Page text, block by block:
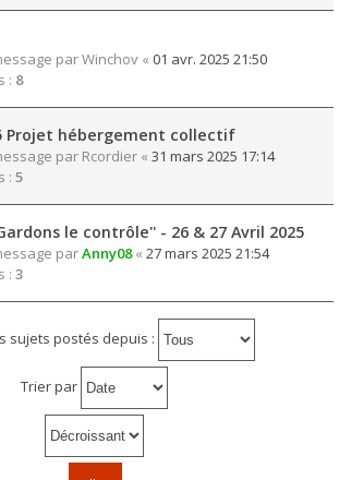
parWinchov « 01 avr. 2025 21:50
: 8
Projet hébergement collectif
par Rcordier « 31 mars 2025 17:14
: 5
le contrôle'' - 26 & 27 Avril 2025
parAnny08« 27 mars 2025 21:54
: 3
sujets postés depuis :
Trier par